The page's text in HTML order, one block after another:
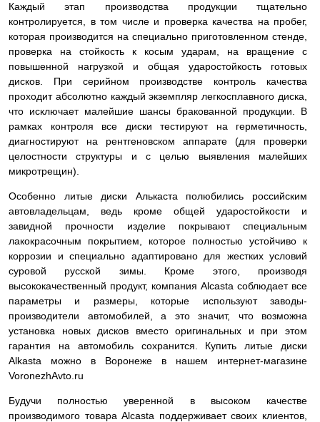
Каждый этап производства продукции тщательно
контролируется, в том числе и проверка качества на пробег,
которая производится на специально приготовленном стенде,
проверка на стойкость к косым ударам, на вращение с
повышенной нагрузкой и общая ударостойкость готовых
дисков. При серийном производстве контроль качества
проходит абсолютно каждый экземпляр легкосплавного диска,
что исключает малейшие шансы бракованной продукции. В
рамках контроля все диски тестируют на герметичность,
диагностируют на рентгеновском аппарате (для проверки
целостности структуры и с целью выявления малейших
микротрещин).
Особенно литые диски Алькаста полюбились российским
автовладельцам, ведь кроме общей ударостойкости и
завидной прочности изделие покрывают специальным
лакокрасочным покрытием, которое полностью устойчиво к
коррозии и специально адаптировано для жестких условий
суровой русской зимы. Кроме этого, производя
высококачественный продукт, компания Alcasta соблюдает все
параметры и размеры, которые используют заводы-
производители автомобилей, а это значит, что возможна
установка новых дисков вместо оригинальных и при этом
гарантия на автомобиль сохранится. Купить литые диски
Alkasta можно в Воронеже в нашем интернет-магазине
VoronezhAvto.ru
Будучи полностью уверенной в высоком качестве
производимого товара Alcasta поддерживает своих клиентов,